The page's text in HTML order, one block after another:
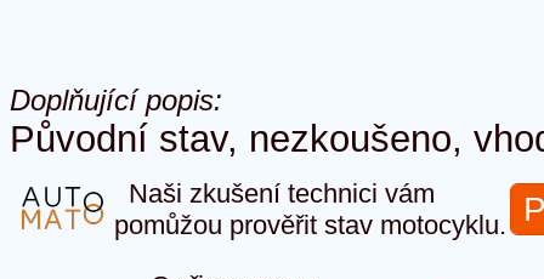
Doplňující popis:
Původní stav, nezkoušeno,
Naši zkušení technici vám
pomůžou prověřit stav motocyklu.